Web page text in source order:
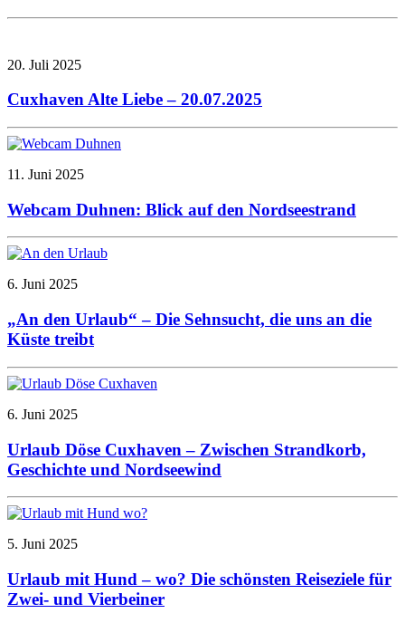
20. Juli 2025
Cuxhaven Alte Liebe – 20.07.2025
11. Juni 2025
Webcam Duhnen: Blick auf den Nordseestrand
6. Juni 2025
„An den Urlaub“ – Die Sehnsucht, die uns an die
Küste treibt
6. Juni 2025
Urlaub Döse Cuxhaven – Zwischen Strandkorb,
Geschichte und Nordseewind
5. Juni 2025
Urlaub mit Hund – wo? Die schönsten Reiseziele für
Zwei- und Vierbeiner